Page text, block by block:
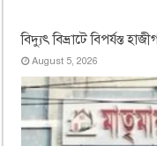
বিদ্যুৎ বিভ্রাটে বিপর্যস্ত
August 5, 2026